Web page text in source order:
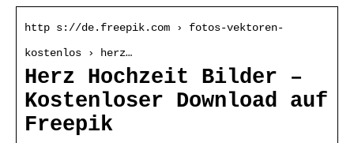
http s://de.freepik.com › fotos-vektoren-
kostenlos › herz…
Herz Hochzeit Bilder –
Kostenloser Download auf
Freepik